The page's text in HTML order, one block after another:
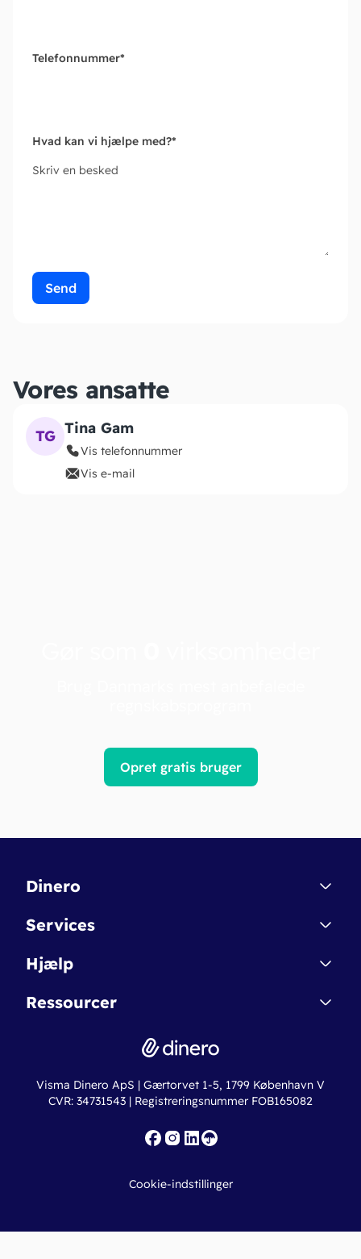
Telefonnummer*
Hvad kan vi hjælpe med?*
Skriv en besked
Send
Vores ansatte
TG Tina Gam
Vis telefonnummer
Vis e-mail
Opret gratis bruger
Dinero
Kontakt
Betingelser & Sikkerhed
Nye funktioner
Services
Dinero Starter
Dinero Pro
Erhvervslån
Fakturaskabeloner
Hjælp
Regnskabsordbogen
Online regnskabskurser
Ressourcer
Ny virksomhed
Iværksætterlegat
Visma Dinero ApS | Gærtorvet 1-5, 1799 København V
CVR: 34731543 | Registreringsnummer FOB165082
Cookie-indstillinger